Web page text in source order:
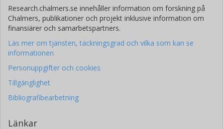
Research.chalmers.se innehåller information om forskning på
Chalmers, publikationer och projekt inklusive information om
finansiärer och samarbetspartners.
Läs mer om tjänsten, täckningsgrad och vilka som kan se
informationen
Personuppgifter och cookies
Tillgänglighet
Bibliografibearbetning
Länkar